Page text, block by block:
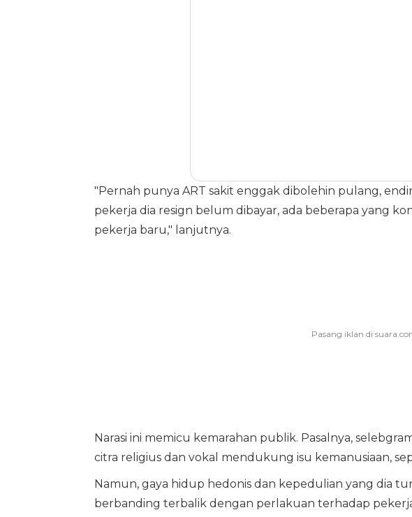
"Pernah punya ART sakit enggak dibolehin pulang,
pekerja dia resign belum dibayar, ada beberapa yang
pekerja baru," lanjutnya.
Narasi ini memicu kemarahan publik. Pasalnya,
citra religius dan vokal mendukung isu kemanusiaan,
Namun, gaya hidup hedonis dan kepedulian yang dia
berbanding terbalik dengan perlakuan terhadap